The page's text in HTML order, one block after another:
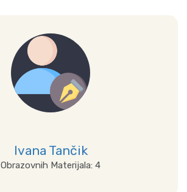
Prikaži sve
Ivana Tančik
Obrazovnih Materijala: 4